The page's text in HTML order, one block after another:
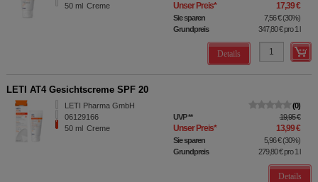
50 ml Creme Unser Preis* 17,39 €
Sie sparen 7,56 €(30%)
Grundpreis
347,80 €pro 1 l
Details
LETI AT4 Gesichtscreme SPF 20
LETI Pharma GmbH
06129166
50 ml Creme
0
UVP** 19,95 €
Unser Preis* 13,99 €
Sie sparen 5,96 €(30%)
Grundpreis
279,80 €pro 1 l
Details